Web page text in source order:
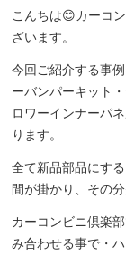
こんちは😊カーコ
ざいます。
今回ご紹介する事
ーバンパーキット
ロワーインナーパ
ります。
全て新品部品にす
間が掛かり、その
カーコンビニ倶楽
み合わせる事で・